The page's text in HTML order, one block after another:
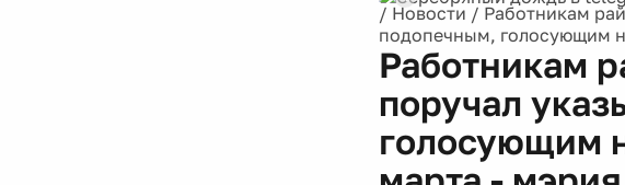
/ Новости / Работникам
подопечным, голосующим
Работникам
поручал
голосующим